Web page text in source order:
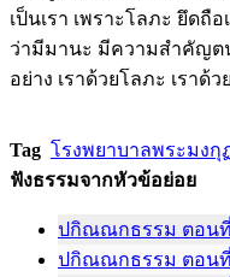
เป็นเรา เพราะโลภะ ยึดถื
ว่ามีมานะ มีความสำคัญต
อย่าง เราด้วยโลภะ เราด้
Tag โรงพยาบาลพระมงกุ
ฟังธรรมจากหัวข้อย่อย
ปกิณณกธรรม ตอนที่
ปกิณณกธรรม ตอนที่